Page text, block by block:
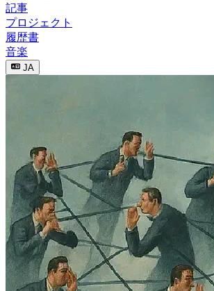
記事
プロジェクト
履歴書
音楽
JA